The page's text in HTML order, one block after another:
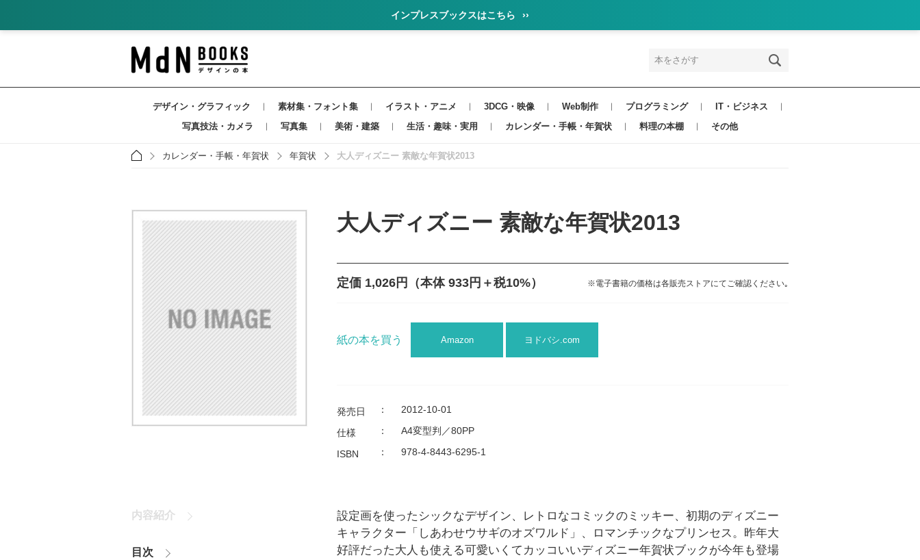
インプレスブックスはこちら ››
デザイン・グラフィック 素材集・フォント集 イラスト・アニメ 3DCG・映像 Web制作 プログラミング
IT・ビジネス
写真技法・カメラ
写真集 美術・建築 生活・趣味・実用 カレンダー・手帳・年賀状 料理の本棚 その他
カレンダー・手帳・年賀状 年賀状 大人ディズニー 素敵な年賀状2013
大人ディズニー 素敵な年賀状2013
定価 1,026円 （本体 933円＋税10%） ※電子書籍の価格は各販売ストアにてご確認ください｡
紙の本を買う Amazon ヨドバシ.com
発売日 ： 2012-10-01
仕様 ： A4変型判／80PP
ISBN ： 978-4-8443-6295-1
内容紹介
目次
設定画を使ったシックなデザイン、レトロなコミックのミッキー、初期のディズニー
キャラクター「しあわせウサギのオズワルド」、ロマンチックなプリンセス。昨年大
好評だった大人も使える可愛いくてカッコいいディズニー年賀状ブックが今年も登場